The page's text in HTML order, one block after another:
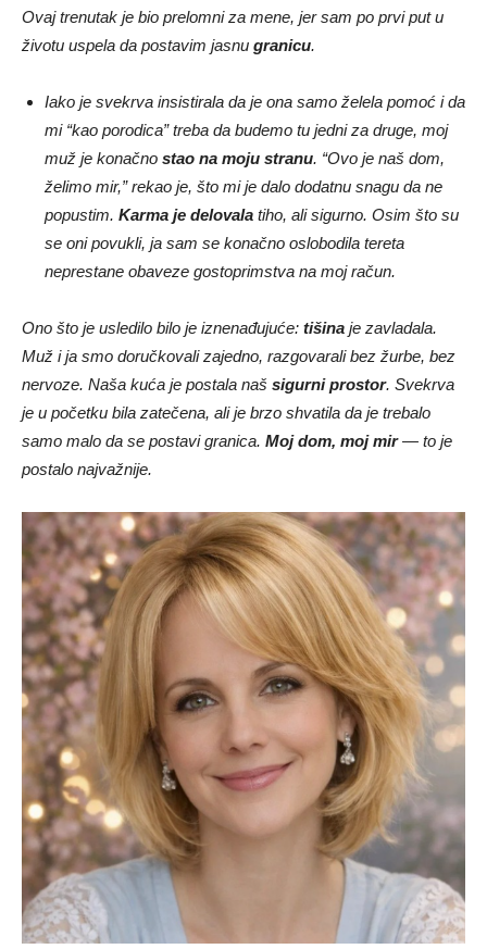
Ovaj trenutak je bio prelomni za mene, jer sam po prvi put u
životu uspela da postavim jasnu granicu.
Iako je svekrva insistirala da je ona samo želela pomoć i da
mi “kao porodica” treba da budemo tu jedni za druge, moj
muž je konačno stao na moju stranu. “Ovo je naš dom,
želimo mir,” rekao je, što mi je dalo dodatnu snagu da ne
popustim. Karma je delovala tiho, ali sigurno. Osim što su
se oni povukli, ja sam se konačno oslobodila tereta
neprestane obaveze gostoprimstva na moj račun.
Ono što je usledilo bilo je iznenađujuće: tišina je zavladala.
Muž i ja smo doručkovali zajedno, razgovarali bez žurbe, bez
nervoze. Naša kuća je postala naš sigurni prostor. Svekrva
je u početku bila zatečena, ali je brzo shvatila da je trebalo
samo malo da se postavi granica. Moj dom, moj mir— to je
postalo najvažnije.